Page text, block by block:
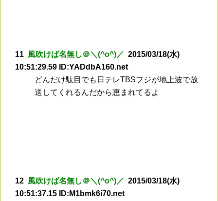
11 風吹けば名無し＠＼(^o^)／ 2015/03/18(水)
10:51:29.59 ID:YADdbA160.net
どんだけ駄目でも日テレTBSフジが地上波で放
送してくれるんだから恵まれてるよ
12 風吹けば名無し＠＼(^o^)／ 2015/03/18(水)
10:51:37.15 ID:M1bmk6i70.net